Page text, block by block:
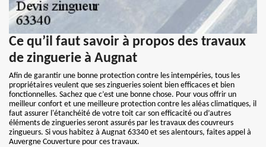
Ce qu’il faut savoir à propos des travaux
de zinguerie à Augnat
Afin de garantir une bonne protection contre les intempéries, tous les
propriétaires veulent que ses zingueries soient bien efficaces et bien
fonctionnelles. Sachez que c’est une bonne chose. Pour vous offrir un
meilleur confort et une meilleure protection contre les aléas climatiques, il
faut assurer l'étanchéité de votre toit car son efficacité ou d’autres
éléments de zingueries seront assurés par les travaux des couvreurs
zingueurs. Si vous habitez à Augnat 63340 et ses alentours, faites appel à
Auvergne Couverture pour ces travaux.